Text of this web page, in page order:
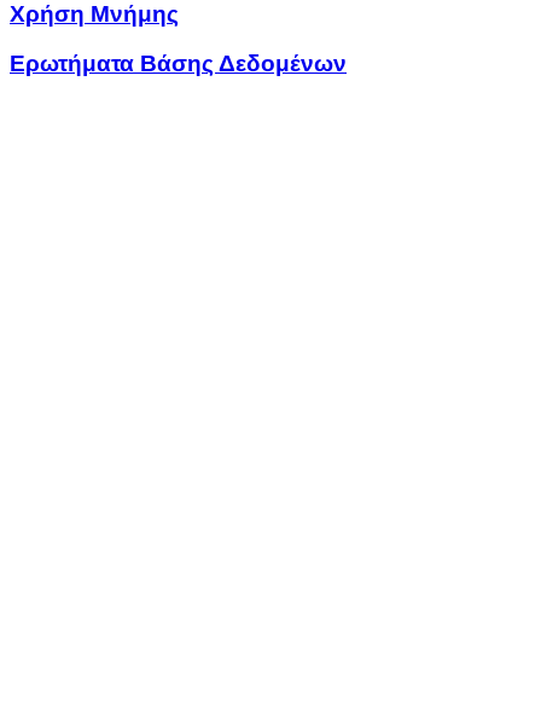
Χρήση Μνήμης
Ερωτήματα Βάσης Δεδομένων